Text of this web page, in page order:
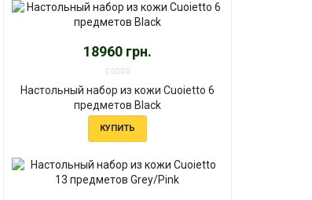
18960 грн.
Настольный набор из кожи Cuoietto 6
предметов Black
КУПИТЬ